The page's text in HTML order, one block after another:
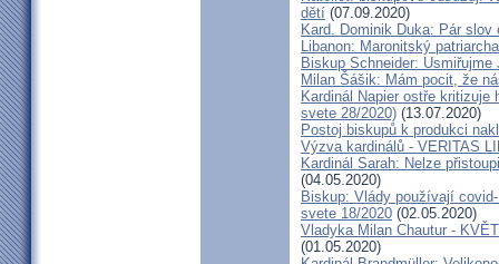
dětí (07.09.2020)
Kard. Dominik Duka: Pár slov
Libanon: Maronitský
Biskup Schneider:
Milan Šášik: Mám pocit, že
Kardinál Napier ostře
svete 28/2020) (13.07.2020)
Postoj biskupů k produkci
Výzva kardinálů - VERITAS
Kardinál Sarah: Nelze
(04.05.2020)
Biskup: Vlády používají
svete 18/2020 (02.05.2020)
Vladyka Milan Chautur -
(01.05.2020)